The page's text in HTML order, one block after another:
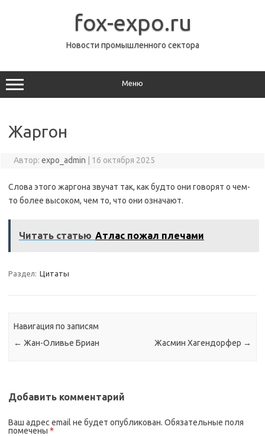
fox-expo.ru
Новости промышленного сектора
Меню
Жаргон
Автор: expo_admin 16 октября 2025
Слова этого жаргона звучат так, как будто они говорят о чем-
то более высоком, чем то, что они означают.
Читать статью Атлас пожал плечами
Раздел: Цитаты
Навигация по записям
← Жан-Оливье Бриан Жасмин Хагендорфер →
Добавить комментарий
Ваш адрес email не будет опубликован. Обязательные поля
помечены *